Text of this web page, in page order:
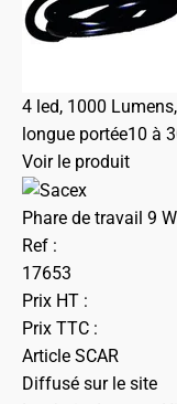
4 led, 1000
longue portée10 à
Voir le produit
Phare de travail 9
Ref :
17653
Prix HT :
Prix TTC :
Article SCAR
Diffusé sur le site